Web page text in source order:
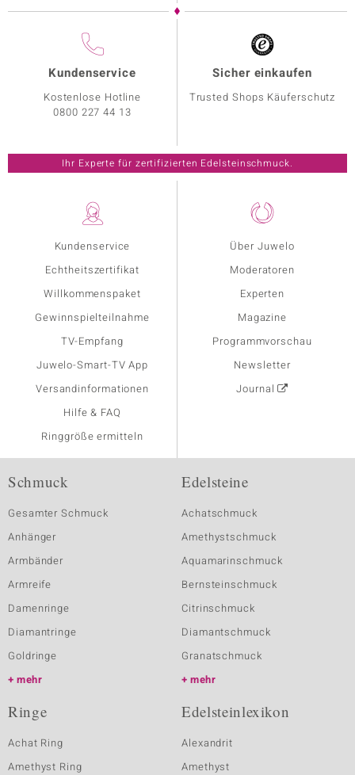
Kundenservice
Echtheitszertifikat
Willkommenspaket
Gewinnspielteilnahme
TV-Empfang
Juwelo-Smart-TV App
Versandinformationen
Hilfe & FAQ
Ringgröße ermitteln
Über Juwelo
Moderatoren
Experten
Magazine
Programmvorschau
Newsletter
Journal
Kundenservice
Kostenlose Hotline
0800 227 44 13
Sicher einkaufen
Trusted Shops Käuferschutz
Ihr Experte für zertifizierten Edelsteinschmuck.
Schmuck
Gesamter Schmuck
Anhänger
Armbänder
Armreife
Damenringe
Diamantringe
Goldringe
mehr
Edelsteine
Achatschmuck
Amethystschmuck
Aquamarinschmuck
Bernsteinschmuck
Citrinschmuck
Diamantschmuck
Granatschmuck
mehr
Ringe
Achat Ring
Amethyst Ring
Edelsteinlexikon
Alexandrit
Amethyst